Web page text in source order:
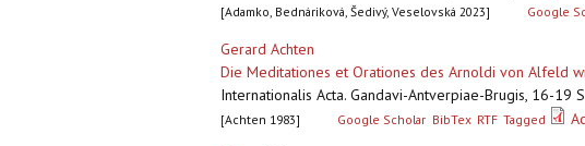
[Adamko, Bednáriková, Šedivý, Veselovská 2023] Google
Gerard Achten
Die Meditationes et Orationes des Arnoldi von Alfeld
Internationalis Acta. Gandavi-Antverpiae-Brugis, 16-
[Achten 1983] Google Scholar BibTex RTF Tagged